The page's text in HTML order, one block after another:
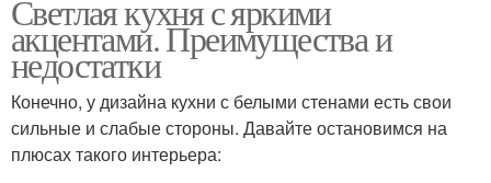
Светлая кухня с яркими
акцентами. Преимущества и
недостатки
Конечно, у дизайна кухни с белыми стенами есть свои
сильные и слабые стороны. Давайте остановимся на
плюсах такого интерьера: